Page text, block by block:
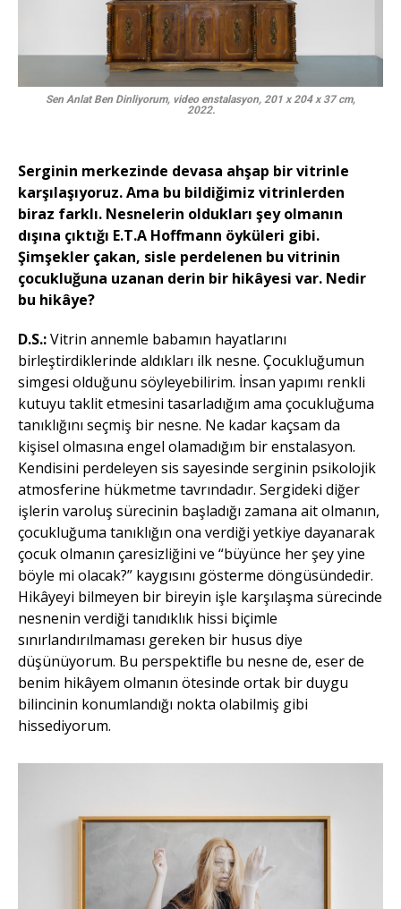
Sen Anlat Ben Dinliyorum, video enstalasyon, 201 x 204 x 37 cm,
2022.
Serginin merkezinde devasa ahşap bir vitrinle
karşılaşıyoruz. Ama bu bildiğimiz vitrinlerden
biraz farklı. Nesnelerin oldukları şey olmanın
dışına çıktığı E.T.A Hoffmann öyküleri gibi.
Şimşekler çakan, sisle perdelenen bu vitrinin
çocukluğuna uzanan derin bir hikâyesi var. Nedir
bu hikâye?
D.S.:Vitrin annemle babamın hayatlarını
birleştirdiklerinde aldıkları ilk nesne. Çocukluğumun
simgesi olduğunu söyleyebilirim. İnsan yapımı renkli
kutuyu taklit etmesini tasarladığım ama çocukluğuma
tanıklığını seçmiş bir nesne. Ne kadar kaçsam da
kişisel olmasına engel olamadığım bir enstalasyon.
Kendisini perdeleyen sis sayesinde serginin psikolojik
atmosferine hükmetme tavrındadır. Sergideki diğer
işlerin varoluş sürecinin başladığı zamana ait olmanın,
çocukluğuma tanıklığın ona verdiği yetkiye dayanarak
çocuk olmanın çaresizliğini ve “büyünce her şey yine
böyle mi olacak?” kaygısını gösterme döngüsündedir.
Hikâyeyi bilmeyen bir bireyin işle karşılaşma sürecinde
nesnenin verdiği tanıdıklık hissi biçimle
sınırlandırılmaması gereken bir husus diye
düşünüyorum. Bu perspektifle bu nesne de, eser de
benim hikâyem olmanın ötesinde ortak bir duygu
bilincinin konumlandığı nokta olabilmiş gibi
hissediyorum.